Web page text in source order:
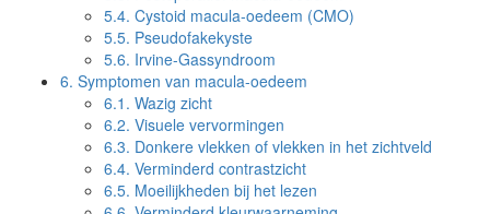
5.4. Cystoid macula-oedeem (CMO)
5.5. Pseudofakekyste
5.6. Irvine-Gassyndroom
6. Symptomen van macula-oedeem
6.1. Wazig zicht
6.2. Visuele vervormingen
6.3. Donkere vlekken of vlekken in het zichtveld
6.4. Verminderd contrastzicht
6.5. Moeilijkheden bij het lezen